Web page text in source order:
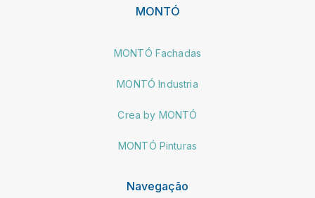
MONTÓ
MONTÓ Fachadas
MONTÓ Industria
Crea by MONTÓ
MONTÓ Pinturas
Navegação